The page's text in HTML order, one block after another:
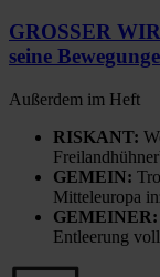
GROSSER
seine
Außerdem im Heft
RISKANT:
GEMEIN:
Mitteleuropa
GEMEINER:
Entleerung